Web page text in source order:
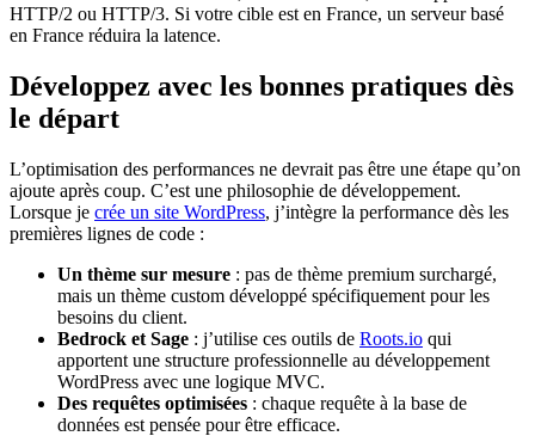
HTTP/2 ou HTTP/3. Si votre cible est en France, un serveur basé
en France réduira la latence.
Développez avec les bonnes pratiques dès
le départ
L’optimisation des performances ne devrait pas être une étape qu’on
ajoute après coup. C’est une philosophie de développement.
Lorsque je crée un site WordPress, j’intègre la performance dès les
premières lignes de code :
Un thème sur mesure : pas de thème premium surchargé,
mais un thème custom développé spécifiquement pour les
besoins du client.
Bedrock et Sage : j’utilise ces outils de Roots.io qui
apportent une structure professionnelle au développement
WordPress avec une logique MVC.
Des requêtes optimisées : chaque requête à la base de
données est pensée pour être efficace.